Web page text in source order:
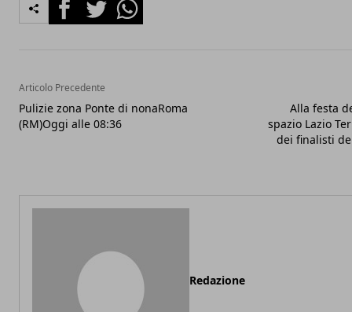
Articolo Precedente
Pulizie zona Ponte di nonaRoma
(RM)Oggi alle 08:36
Alla festa
spazio Lazio
dei finalisti
Redazione